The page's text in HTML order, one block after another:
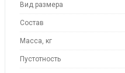
Вид размера
Состав
Масса, кг
Пустотность